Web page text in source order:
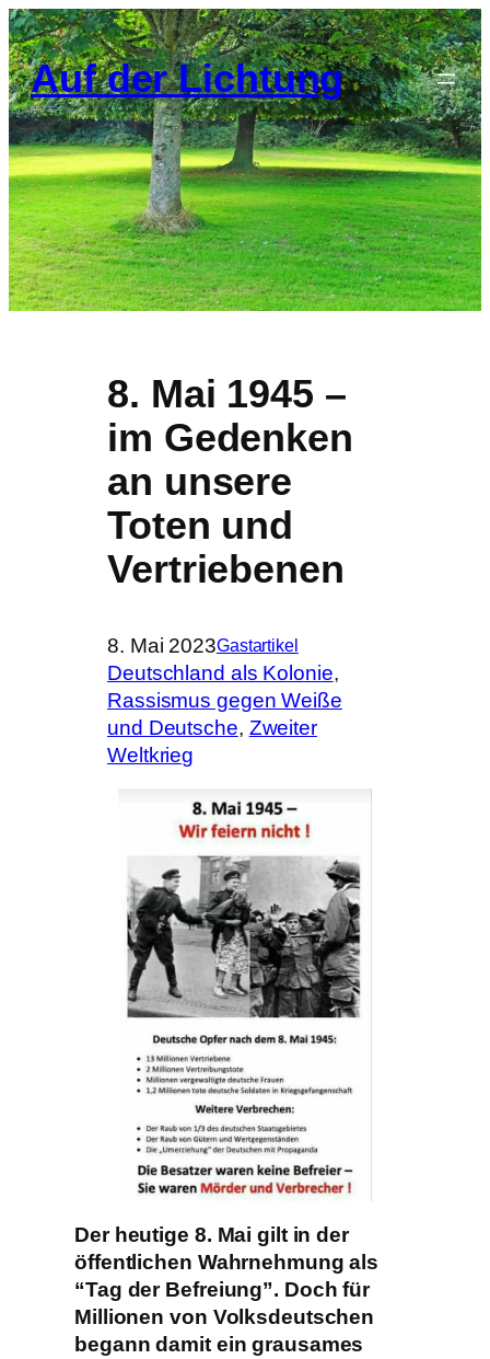
Zum
Inhalt
springen
Auf der Lichtung
8. Mai 1945 –
im Gedenken
an unsere
Toten und
Vertriebenen
8. Mai 2023Gastartikel
Deutschland als Kolonie
Rassismus gegen Weiße
und Deutsche, Zweiter
Weltkrieg
Der heutige 8. Mai gilt in der
öffentlichen Wahrnehmung als
“Tag der Befreiung”. Doch für
Millionen von Volksdeutschen
begann damit ein grausames